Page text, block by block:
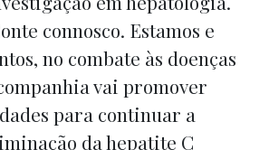
connosco. Estamos e
no combate às doenças
vai promover
para continuar a
da hepatite C